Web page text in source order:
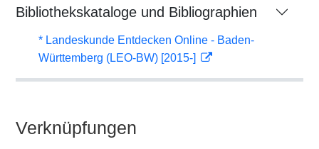
Bibliothekskataloge und Bibliographien
* Landeskunde Entdecken Online - Baden-
Württemberg (LEO-BW) [2015-]
Verknüpfungen